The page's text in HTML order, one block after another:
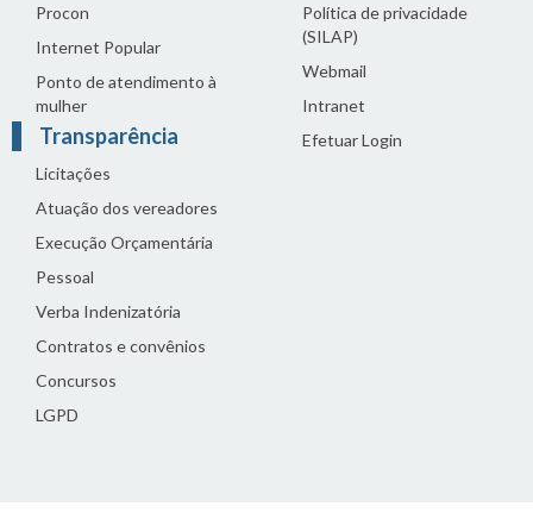
Procon
Internet Popular
Ponto de atendimento à
mulher
Transparência
Licitações
Atuação dos vereadores
Execução Orçamentária
Pessoal
Verba Indenizatória
Contratos e convênios
Concursos
LGPD
Política de privacidade
(SILAP)
Webmail
Intranet
Efetuar Login